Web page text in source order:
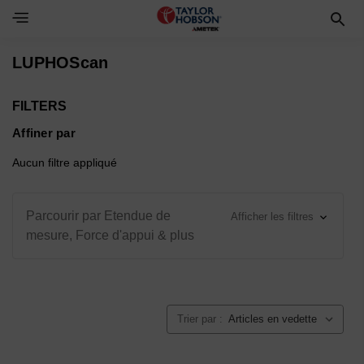
Toggle Navigation Menu
LUPHOScan
FILTERS
Affiner par
Aucun filtre appliqué
Parcourir par Etendue de
mesure, Force d'appui & plus
Afficher les filtres
Trier par :